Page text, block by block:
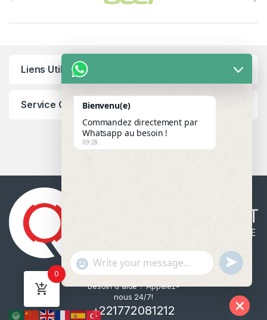
Liens Utiles
Service Client
Besoin d'aide ? Appelez-
nous 24/7!
+221772081212
0
Bienvenu(e)
Commandez directement par
Whatsapp au besoin !
09:28
"
+
c
a
WhatsApp Message
u
n
d